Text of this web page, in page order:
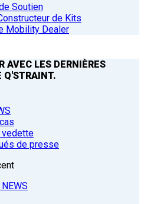
Soutien
de Kits
Mobility Dealer
AVEC LES DERNIÈRES
Q'STRAINT.
de presse
NEWS